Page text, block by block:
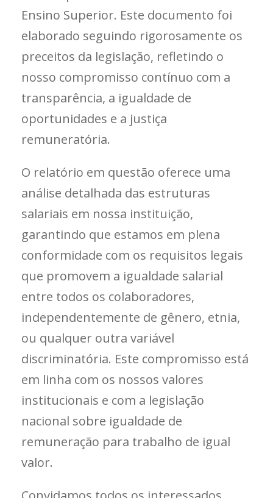
Ensino Superior. Este documento foi
elaborado seguindo rigorosamente os
preceitos da legislação, refletindo o
nosso compromisso contínuo com a
transparência, a igualdade de
oportunidades e a justiça
remuneratória.
O relatório em questão oferece uma
análise detalhada das estruturas
salariais em nossa instituição,
garantindo que estamos em plena
conformidade com os requisitos legais
que promovem a igualdade salarial
entre todos os colaboradores,
independentemente de gênero, etnia,
ou qualquer outra variável
discriminatória. Este compromisso está
em linha com os nossos valores
institucionais e com a legislação
nacional sobre igualdade de
remuneração para trabalho de igual
valor.